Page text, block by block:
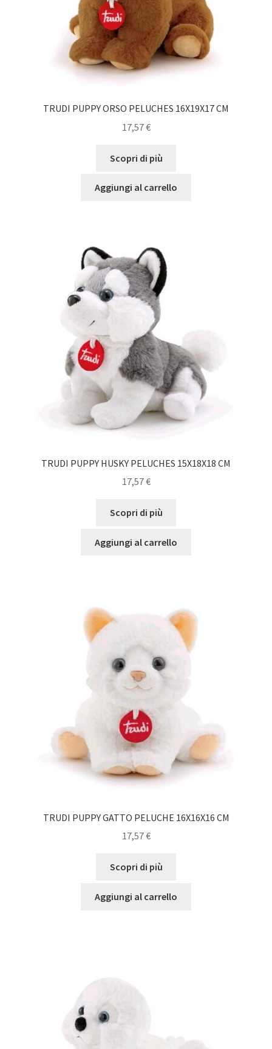
TRUDI PUPPY ORSO PELUCHES 16X19X17 CM
17,57€
Scopri di più
Aggiungi al carrello
TRUDI PUPPY HUSKY PELUCHES 15X18X18 CM
17,57€
Scopri di più
Aggiungi al carrello
TRUDI PUPPY GATTO PELUCHE 16X16X16 CM
17,57€
Scopri di più
Aggiungi al carrello